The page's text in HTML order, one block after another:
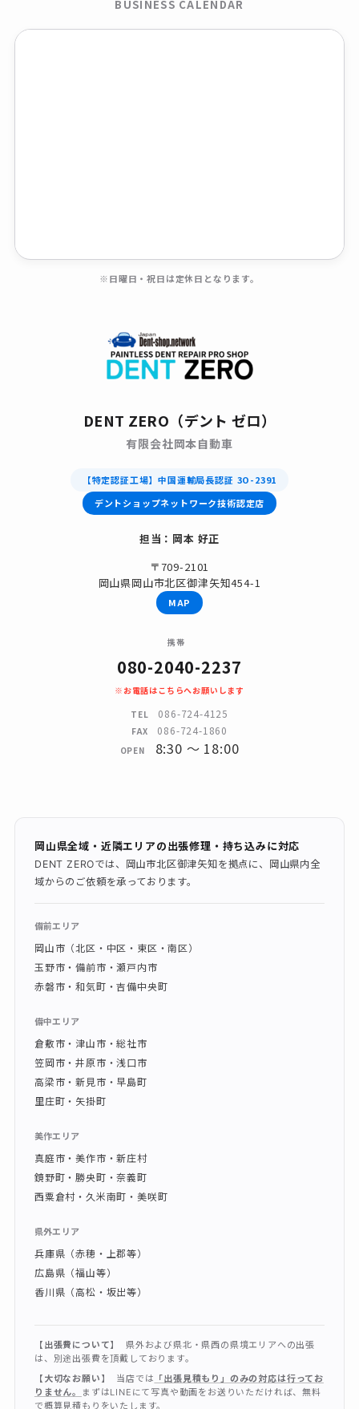
BUSINESS CALENDAR
※日曜日・祝日は定休日となります。
DENT ZERO（デント ゼロ）
有限会社岡本自動車
【特定認証工場】中国運輸局長認証 3O-2391
デントショップネットワーク技術認定店
担当：岡本 好正
〒709-2101
岡山県岡山市北区御津矢知454-1
MAP
携帯
080-2040-2237
※お電話はこちらへお願いします
TEL
086-724-4125
FAX 086-724-1860
OPEN 8:30 〜 18:00
岡山県全域・近隣エリアの出張修理・持ち込みに対応
DENT ZEROでは、岡山市北区御津矢知を拠点に、岡山県内全
域からのご依頼を承っております。
備前エリア
岡山市（北区・中区・東区・南区）
玉野市・備前市・瀬戸内市
赤磐市・和気町・吉備中央町
備中エリア
倉敷市・津山市・総社市
笠岡市・井原市・浅口市
高梁市・新見市・早島町
里庄町・矢掛町
美作エリア
真庭市・美作市・新庄村
鏡野町・勝央町・奈義町
西粟倉村・久米南町・美咲町
県外エリア
兵庫県（赤穂・上郡等）
広島県（福山等）
香川県（高松・坂出等）
【出張費について】
県外および県北・県西の県境エリアへの出張
は、別途出張費を頂戴しております。
【大切なお願い】
当店では 「出張見積もり」のみの対応は行ってお
りません。
まずはLINEにて写真や動画をお送りいただければ、無料
で概算見積もりをいたします。